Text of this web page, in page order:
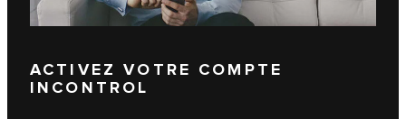
ACTIVEZ VOTRE COMPTE
INCONTROL